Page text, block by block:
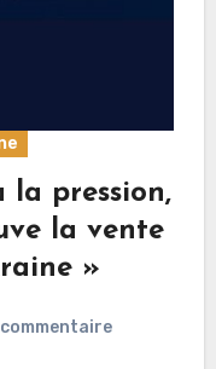
la pression,
la vente
»